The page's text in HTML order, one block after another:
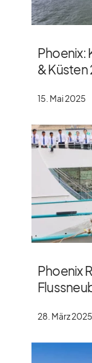
Phoenix:
&
15. Mai 2025
Phoenix
28. März 2025